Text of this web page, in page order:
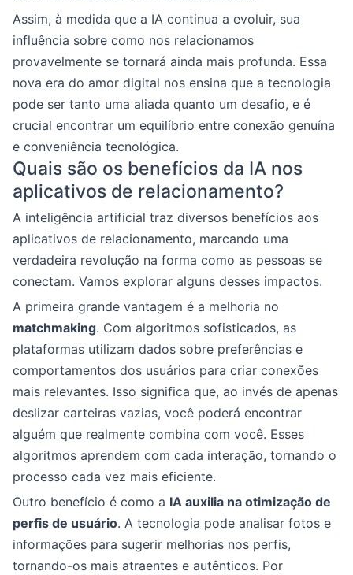
Assim, à medida que a IA continua a evoluir, sua
influência sobre como nos relacionamos
provavelmente se tornará ainda mais profunda. Essa
nova era do amor digital nos ensina que a tecnologia
pode ser tanto uma aliada quanto um desafio, e é
crucial encontrar um equilíbrio entre conexão genuína
e conveniência tecnológica.
Quais são os benefícios da IA nos
aplicativos de relacionamento?
A inteligência artificial traz diversos benefícios aos
aplicativos de relacionamento, marcando uma
verdadeira revolução na forma como as pessoas se
conectam. Vamos explorar alguns desses impactos.
A primeira grande vantagem é a melhoria no
matchmaking. Com algoritmos sofisticados, as
plataformas utilizam dados sobre preferências e
comportamentos dos usuários para criar conexões
mais relevantes. Isso significa que, ao invés de apenas
deslizar carteiras vazias, você poderá encontrar
alguém que realmente combina com você. Esses
algoritmos aprendem com cada interação, tornando o
processo cada vez mais eficiente.
Outro benefício é como a IA auxilia na otimização de
perfis de usuário. A tecnologia pode analisar fotos e
informações para sugerir melhorias nos perfis,
tornando-os mais atraentes e autênticos. Por